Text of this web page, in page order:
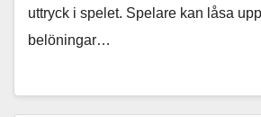
uttryck i spelet. Spelare kan låsa
belöningar…